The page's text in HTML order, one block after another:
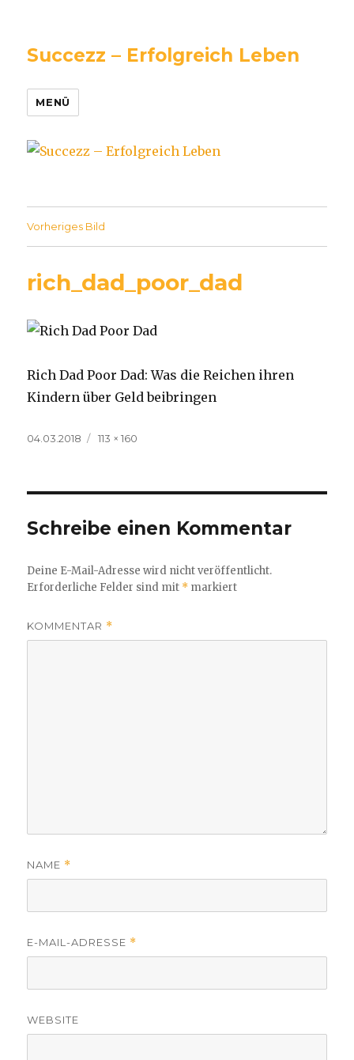
Succezz – Erfolgreich Leben
MENÜ
Vorheriges Bild
rich_dad_poor_dad
Rich Dad Poor Dad: Was die Reichen ihren
Kindern über Geld beibringen
Veröffentlicht
04.03.2018
Volle
113 × 160
Schreibe einen Kommentar
Deine E-Mail-Adresse wird nicht veröffentlicht.
Erforderliche Felder sind mit * markiert
KOMMENTAR *
NAME *
E-MAIL-ADRESSE *
WEBSITE